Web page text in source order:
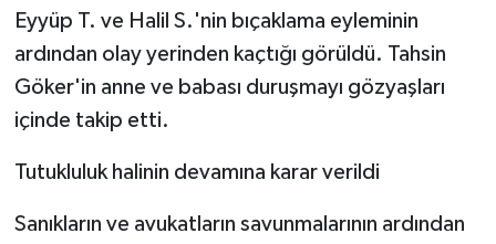
Eyyüp T. ve Halil S.'nin bıçaklama eyleminin
ardından olay yerinden kaçtığı görüldü. Tahsin
Göker'in anne ve babası duruşmayı gözyaşları
içinde takip etti.
Tutukluluk halinin devamına karar verildi
Sanıkların ve avukatların savunmalarının ardından